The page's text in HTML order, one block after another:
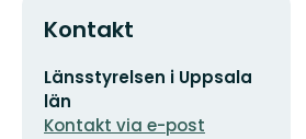
Kontakt
E-
postadress
Länsstyrelsen i Uppsala
län
Kontakt via e-post